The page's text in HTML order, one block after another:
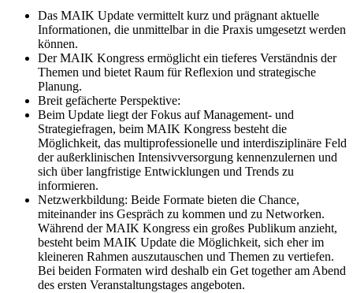
Das MAIK Update vermittelt kurz und prägnant aktuelle
Informationen, die unmittelbar in die Praxis umgesetzt werden
können.
Der MAIK Kongress ermöglicht ein tieferes Verständnis der
Themen und bietet Raum für Reflexion und strategische
Planung.
Breit gefächerte Perspektive:
Beim Update liegt der Fokus auf Management- und
Strategiefragen, beim MAIK Kongress besteht die
Möglichkeit, das multiprofessionelle und interdisziplinäre Feld
der außerklinischen Intensivversorgung kennenzulernen und
sich über langfristige Entwicklungen und Trends zu
informieren.
Netzwerkbildung: Beide Formate bieten die Chance,
miteinander ins Gespräch zu kommen und zu Networken.
Während der MAIK Kongress ein großes Publikum anzieht,
besteht beim MAIK Update die Möglichkeit, sich eher im
kleineren Rahmen auszutauschen und Themen zu vertiefen.
Bei beiden Formaten wird deshalb ein Get together am Abend
des ersten Veranstaltungstages angeboten.